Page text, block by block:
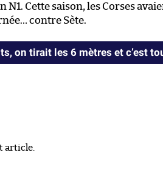
Cette saison, les Corses
contre Sète.
on tirait les 6 mètres et c’est
article.